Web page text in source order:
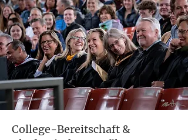
College-Bereitschaft &